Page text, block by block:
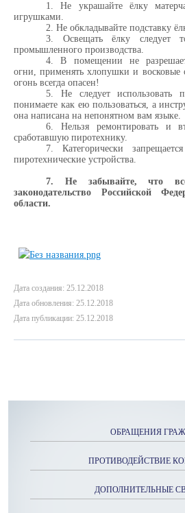
1. Не украшайте ёлку
игрушками.
2. Не обкладывайте подставку
3. Освещать ёлку следует
промышленного производства.
4. В помещении не
огни, применять хлопушки и восковые
огонь всегда опасен!
5. Не следует использовать
понимаете как ею пользоваться, а
она написана на непонятном вам языке.
6. Нельзя ремонтировать и
сработавшую пиротехнику.
7. Категорически
пиротехнические устройства.
7. Не забывайте, что
законодательство Российской
области.
Дата создания: 25.12.2018
Дата обновления: 25.12.2018
Дата публикации: 25.12.2018
ОБРАЩЕНИЯ
ПРОТИВОДЕЙСТВИЕ
ДОПОЛНИТЕЛЬНЫЕ